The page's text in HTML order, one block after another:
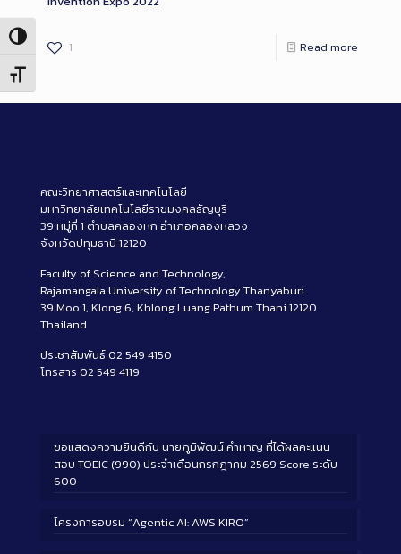
Toggle High Contrast
Toggle Font size
1 Read more
คณะวิทยาศาสตร์และเทคโนโลยี
มหาวิทยาลัยเทคโนโลยีราชมงคลธัญบุรี
39 หมู่ที่ 1 ตำบลคลองหก อำเภอคลองหลวง
จังหวัดปทุมธานี 12120
Faculty of Science and Technology,
Rajamangala University of Technology Thanyaburi
39 Moo 1, Klong 6, Khlong Luang Pathum Thani 12120
Thailand
ประชาสัมพันธ์ 02 549 4150
โทรสาร 02 549 4119
ขอแสดงความยินดีกับ นายภูมิพัฒน์ คำหาญ ที่ได้ผลคะแนน
สอบ TOEIC (990) ประจำเดือนกรกฎาคม 2569 Score ระดับ
600
โครงการอบรม “Agentic AI: AWS KIRO”